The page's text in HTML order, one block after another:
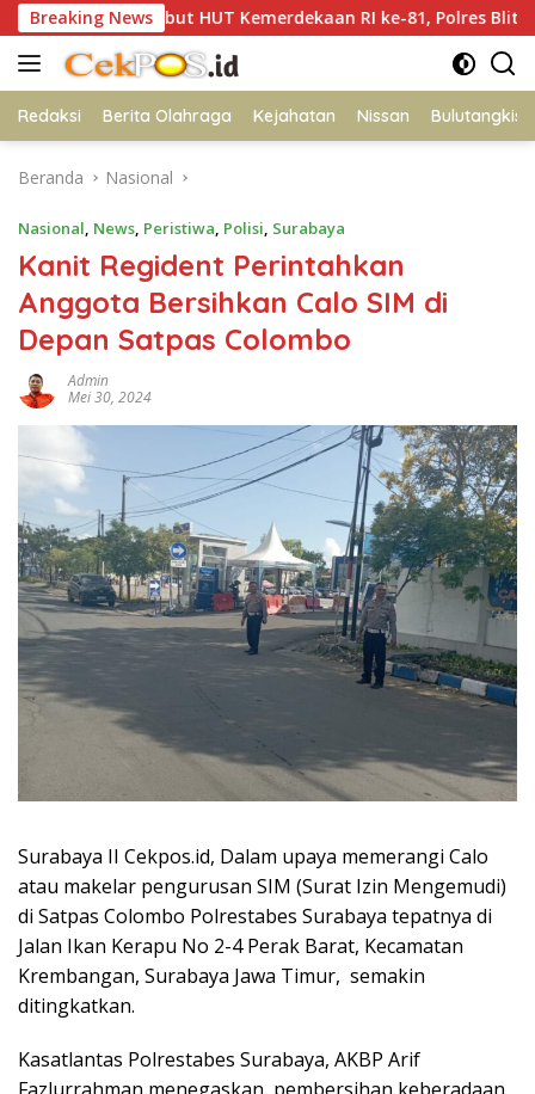
Langsung
ke
konten
Breaking News
Sambut HUT Kemerdekaan RI ke-81, Polres Blitar Kota
Redaksi Berita Olahraga Kejahatan Nissan Bulutangkis
Beranda Nasional
Nasional, News, Peristiwa, Polisi, Surabaya
Kanit Regident Perintahkan
Anggota Bersihkan Calo SIM di
Depan Satpas Colombo
Admin
Mei 30, 2024
Surabaya II Cekpos.id, Dalam upaya memerangi Calo
atau makelar pengurusan SIM (Surat Izin Mengemudi)
di Satpas Colombo Polrestabes Surabaya tepatnya di
Jalan Ikan Kerapu No 2-4 Perak Barat, Kecamatan
Krembangan, Surabaya Jawa Timur, semakin
ditingkatkan.
Kasatlantas Polrestabes Surabaya, AKBP Arif
Fazlurrahman menegaskan, pembersihan keberadaan